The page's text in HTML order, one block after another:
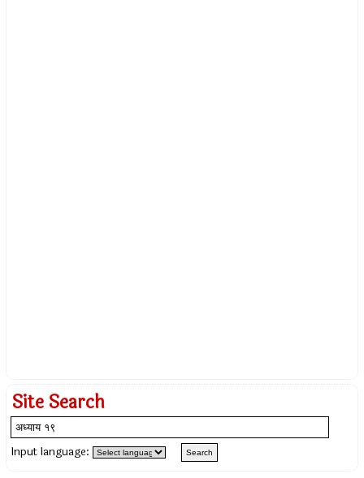
Site Search
Input language: